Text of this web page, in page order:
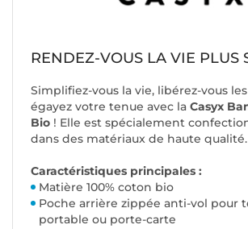
RENDEZ-VOUS LA VIE PLUS
Simplifiez-vous la vie, libérez-vous
égayez votre tenue avec la Casyx
Bio ! Elle est spécialement
dans des matériaux de haute qualité.
Caractéristiques principales :
Matière 100% coton bio
Poche arrière zippée anti-vol pour
portable ou porte-carte